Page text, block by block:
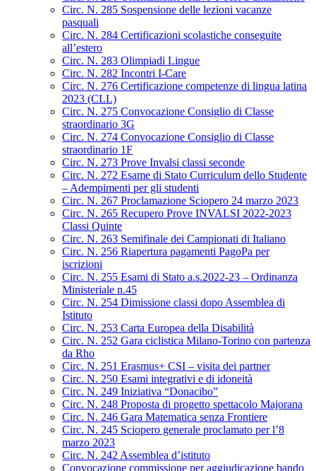
Circ. N. 285 Sospensione delle lezioni vacanze
pasquali
Circ. N. 284 Certificazioni scolastiche conseguite
all’estero
Circ. N. 283 Olimpiadi Lingue
Circ. N. 282 Incontri I-Care
Circ. N. 276 Certificazione competenze di lingua latina
2023 (CLL)
Circ. N. 275 Convocazione Consiglio di Classe
straordinario 3G
Circ. N. 274 Convocazione Consiglio di Classe
straordinario 1F
Circ. N. 273 Prove Invalsi classi seconde
Circ. N. 272 Esame di Stato Curriculum dello Studente
– Adempimenti per gli studenti
Circ. N. 267 Proclamazione Sciopero 24 marzo 2023
Circ. N. 265 Recupero Prove INVALSI 2022-2023
Classi Quinte
Circ. N. 263 Semifinale dei Campionati di Italiano
Circ. N. 256 Riapertura pagamenti PagoPa per
iscrizioni
Circ. N. 255 Esami di Stato a.s.2022-23 – Ordinanza
Ministeriale n.45
Circ. N. 254 Dimissione classi dopo Assemblea di
Istituto
Circ. N. 253 Carta Europea della Disabilità
Circ. N. 252 Gara ciclistica Milano-Torino con partenza
da Rho
Circ. N. 251 Erasmus+ CSI – visita dei partner
Circ. N. 250 Esami integrativi e di idoneità
Circ. N. 249 Iniziativa “Donacibo”
Circ. N. 248 Proposta di progetto spettacolo Majorana
Circ. N. 246 Gara Matematica senza Frontiere
Circ. N. 245 Sciopero generale proclamato per l’8
marzo 2023
Circ. N. 242 Assemblea d’istituto
Convocazione commissione per aggiudicazione bando